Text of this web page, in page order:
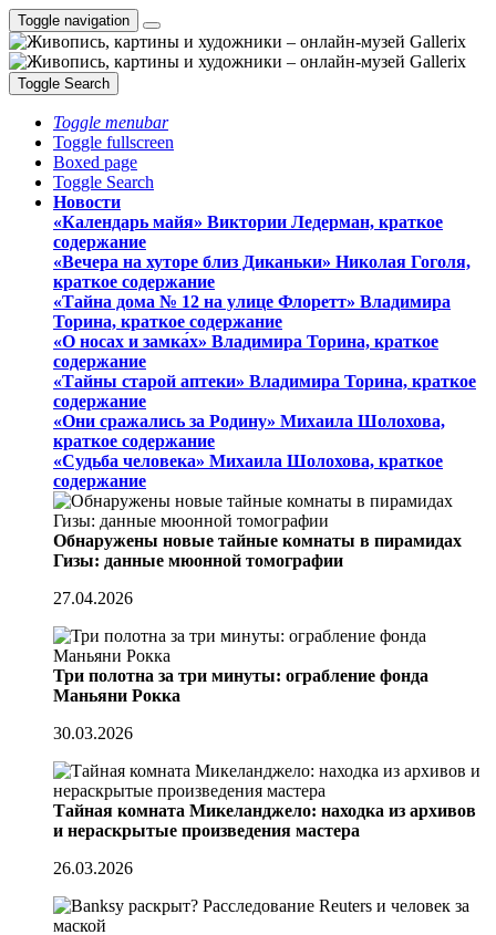
Toggle navigation
Toggle Search
Toggle menubar
Toggle fullscreen
Boxed page
Toggle Search
Новости
«Календарь майя» Виктории Ледерман, краткое
содержание
«Вечера на хуторе близ Диканьки» Николая Гоголя,
краткое содержание
«Тайна дома № 12 на улице Флоретт» Владимира
Торина, краткое содержание
«О носах и замка́х» Владимира Торина, краткое
содержание
«Тайны старой аптеки» Владимира Торина, краткое
содержание
«Они сражались за Родину» Михаила Шолохова,
краткое содержание
«Судьба человека» Михаила Шолохова, краткое
содержание
Обнаружены новые тайные комнаты в пирамидах
Гизы: данные мюонной томографии
27.04.2026
Три полотна за три минуты: ограбление фонда
Маньяни Рокка
30.03.2026
Тайная комната Микеланджело: находка из архивов
и нераскрытые произведения мастера
26.03.2026